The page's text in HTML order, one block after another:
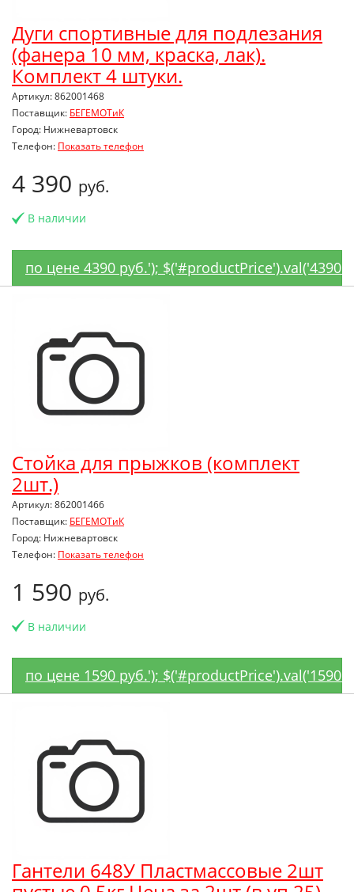
Дуги спортивные для подлезания
(фанера 10 мм, краска, лак).
Комплект 4 штуки.
Артикул: 862001468
Поставщик: БЕГЕМОТиК
Город: Нижневартовск
Телефон: Показать телефон
4 390 руб.
В наличии
по цене 4390 руб.');
Стойка для прыжков (комплект
2шт.)
Артикул: 862001466
Поставщик: БЕГЕМОТиК
Город: Нижневартовск
Телефон: Показать телефон
1 590 руб.
В наличии
по цене 1590 руб.');
Гантели 648У Пластмассовые 2шт